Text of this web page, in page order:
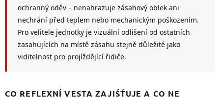
ý
p
i
s
u
ochranný oděv – nenahrazuje zásahový oblek ani
nechrání před teplem nebo mechanickým poškozením.
Pro velitele jednotky je vizuální odlišení od ostatních
zasahujících na místě zásahu stejně důležité jako
viditelnost pro projíždějící řidiče.
CO REFLEXNÍ VESTA ZAJIŠŤUJE A CO NE